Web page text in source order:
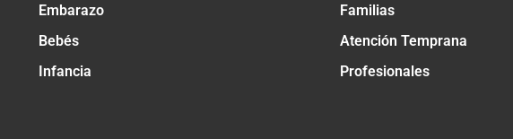
Embarazo
Bebés
Infancia
Familias
Atención Temprana
Profesionales